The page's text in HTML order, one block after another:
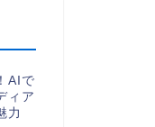
AIで
ィア
力